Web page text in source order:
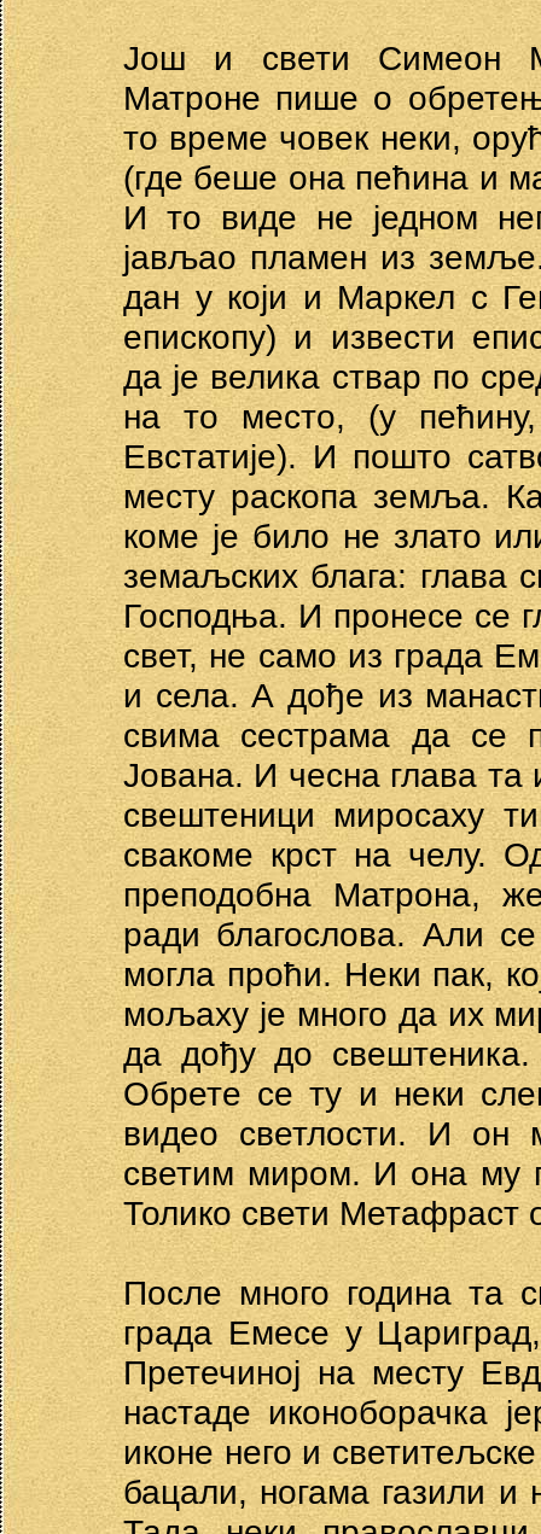
Још и свети Симеон
Матроне пише о
то време човек неки,
(где беше она пећина и
И то виде не једном
јављао пламен из
дан у који и Маркел с
епископу) и извести
да је велика ствар по
на то место, (у пећину,
Евстатије). И пошто
месту раскопа земља.
коме је било не злато
земаљских блага: глава
Господња. И пронесе се
свет, не само из града
и села. А дође из
свима сестрама да се
Јована. И чесна глава
свештеници миросаху
свакоме крст на челу.
преподобна Матрона,
ради благослова. Али
могла проћи. Неки пак,
мољаху је много да их
да дођу до
Обрете се ту и неки
видео светлости. И
светим миром. И она му
Толико свети Метафраст
После много година та
града Емесе у
Претечиној на месту
настаде иконоборачка
иконе него и
бацали, ногама газили и